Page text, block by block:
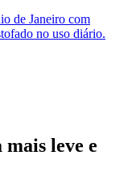
de Janeiro com
no uso diário.
leve e